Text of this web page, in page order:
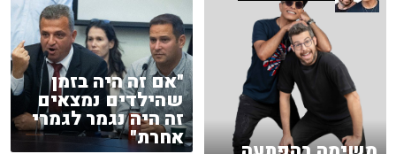
"אם זה היה בזמן
שהילדים נמצאים
זה היה נגמר לגמרי
אחרת"